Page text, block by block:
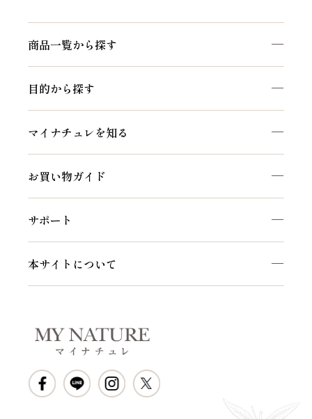
商品一覧から探す
目的から探す
マイナチュレを知る
お買い物ガイド
サポート
本サイトについて